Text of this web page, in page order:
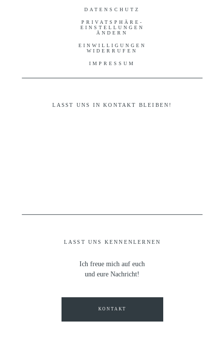
DATENSCHUTZ
PRIVATSPHÄRE-
EINSTELLUNGEN
ÄNDERN
EINWILLIGUNGEN
WIDERRUFEN
IMPRESSUM
LASST UNS KENNENLERNEN
LASST UNS IN KONTAKT BLEIBEN!
Ich freue mich auf euch
und eure Nachricht!
KONTAKT